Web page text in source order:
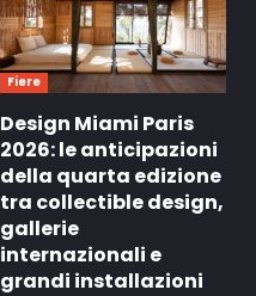
Fiere
Design Miami Paris
2026: le anticipazioni
della quarta edizione
tra collectible design,
gallerie
internazionali e
grandi installazioni